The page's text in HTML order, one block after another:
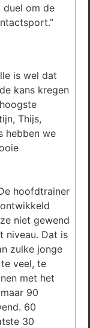
duel om de
is wel dat
kans kregen
Thijs,
hebben we
hoofdtrainer
niet gewend
niveau. Dat is
zulke jonge
veel, te
met het
90
60
30